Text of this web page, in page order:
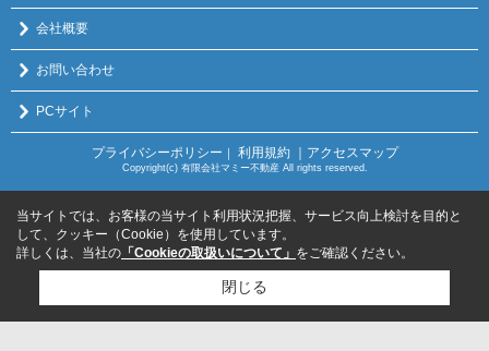
会社概要
お問い合わせ
PCサイト
プライバシーポリシー 利用規約 ｜アクセスマップ
Copyright(c) 有限会社マミー不動産 All rights reserved.
当サイトでは、お客様の当サイト利用状況把握、サービス向上検討を目的と
して、クッキー（Cookie）を使用しています。
詳しくは、当社の 「Cookieの取扱いについて」 をご確認ください。
閉じる